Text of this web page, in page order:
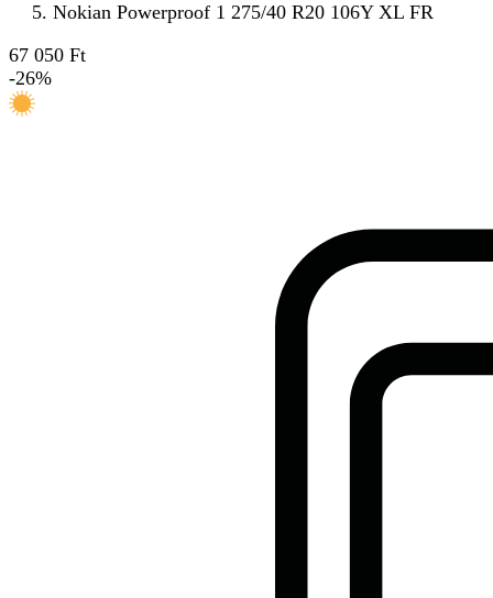
Nokian Powerproof 1 275/40 R20 106Y XL FR
67 050 Ft
-26%